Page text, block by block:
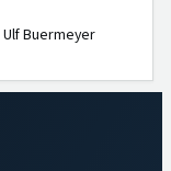
Ulf Buermeyer